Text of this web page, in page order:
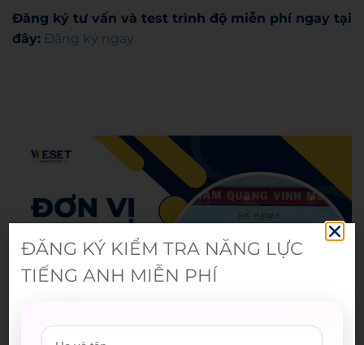
Đăng ký tư vấn và test trình độ miễn phí ngay tại
đây: Đăng ký ngay
ĐĂNG KÝ KIỂM TRA NĂNG LỰC
TIẾNG ANH MIỄN PHÍ